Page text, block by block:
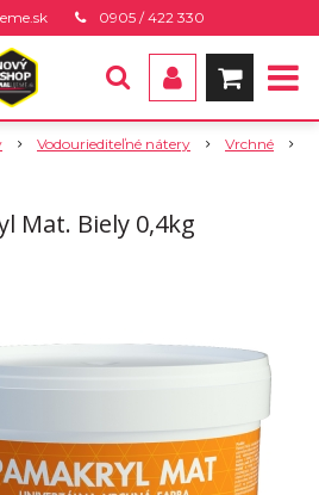
0905 / 422 330
Vodouriediteľné nátery
Vrchné
Mat. Biely 0,4kg